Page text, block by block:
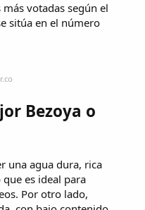
votadas según el
sitúa en el número
Bezoya o
una agua dura, rica
es ideal para
Por otro lado,